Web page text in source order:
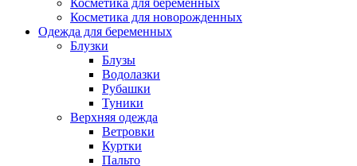
Косметика для беременных
Косметика для новорожденных
Одежда для беременных
Блузки
Блузы
Водолазки
Рубашки
Туники
Верхняя одежда
Ветровки
Куртки
Пальто